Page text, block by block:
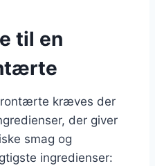
til en
kræves der
der giver
smag og
ingredienser: